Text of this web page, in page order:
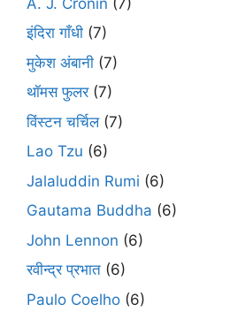
इंदिरा गाँधी (7)
मुकेश अंबानी (7)
थॉमस फुलर(7)
विंस्टन चर्चिल(7)
Lao Tzu (6)
Jalaluddin Rumi (6)
Gautama Buddha (6)
John Lennon (6)
रवीन्द्र प्रभात (6)
Paulo Coelho (6)